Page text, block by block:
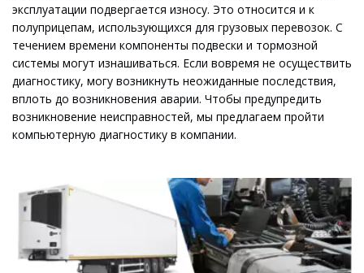
эксплуатации подвергается износу. Это относится и к
полуприцепам, использующихся для грузовых перевозок. С
течением времени компоненты подвески и тормозной
системы могут изнашиваться. Если вовремя не осуществить
диагностику, могу возникнуть неожиданные последствия,
вплоть до возникновения аварии. Чтобы предупредить
возникновение неисправностей, мы предлагаем пройти
компьютерную диагностику в компании.